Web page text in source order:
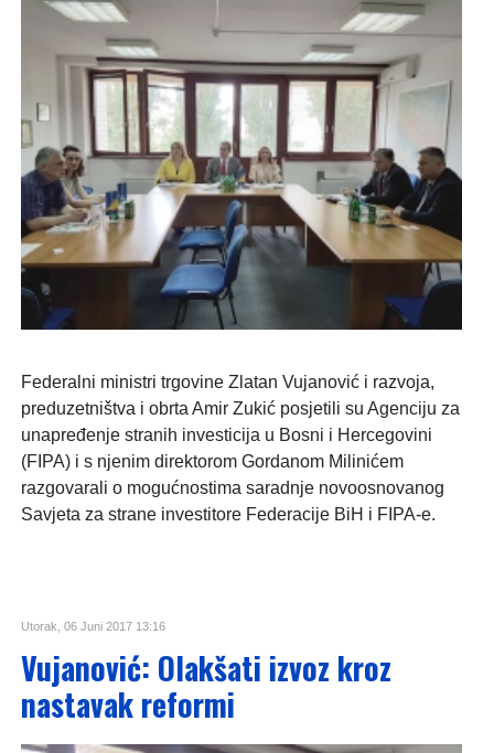
Federalni ministri trgovine Zlatan Vujanović i razvoja,
preduzetništva i obrta Amir Zukić posjetili su Agenciju za
unapređenje stranih investicija u Bosni i Hercegovini
(FIPA) i s njenim direktorom Gordanom Milinićem
razgovarali o mogućnostima saradnje novoosnovanog
Savjeta za strane investitore Federacije BiH i FIPA-e.
Utorak, 06 Juni 2017 13:16
Vujanović: Olakšati izvoz kroz
nastavak reformi